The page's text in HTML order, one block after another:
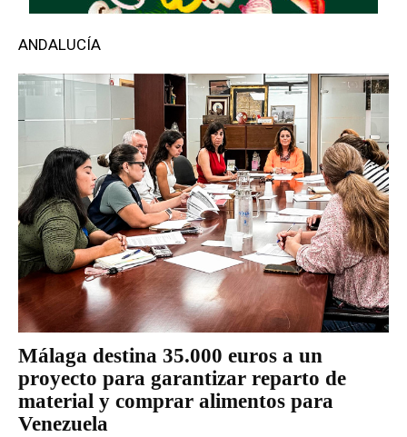
ANDALUCÍA
Málaga destina 35.000 euros a un
proyecto para garantizar reparto de
material y comprar alimentos para
Venezuela